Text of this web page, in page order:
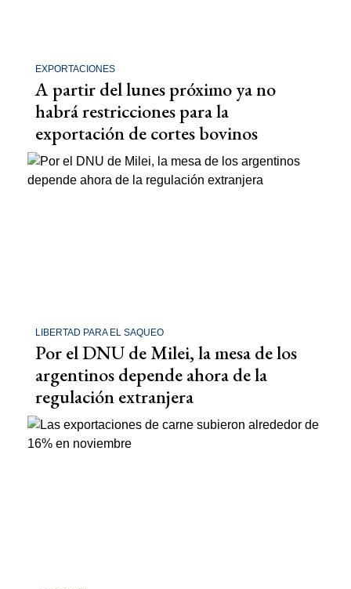
EXPORTACIONES
A partir del lunes próximo ya no
habrá restricciones para la
exportación de cortes bovinos
LIBERTAD PARA EL SAQUEO
Por el DNU de Milei, la mesa de los
argentinos depende ahora de la
regulación extranjera